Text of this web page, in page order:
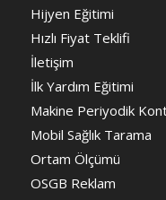
Hijyen Eğitimi
Hızlı Fiyat Teklifi
İletişim
İlk Yardım Eğitimi
Makine Periyodik
Mobil Sağlık Tarama
Ortam Ölçümü
OSGB Reklam